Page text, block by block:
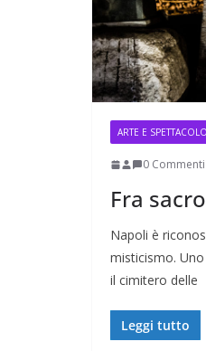
ARTE E SPETTACOLO
0 Commenti
Fra
Napoli è
misticismo.
il cimitero delle
Leggi tutto